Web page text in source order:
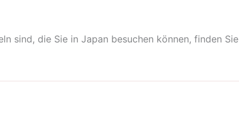
sind, die Sie in Japan besuchen können, finden